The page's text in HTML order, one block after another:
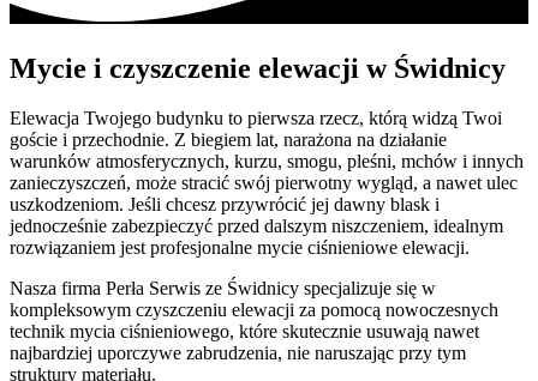
Mycie i czyszczenie elewacji w Świdnicy
Elewacja Twojego budynku to pierwsza rzecz, którą widzą Twoi
goście i przechodnie. Z biegiem lat, narażona na działanie
warunków atmosferycznych, kurzu, smogu, pleśni, mchów i innych
zanieczyszczeń, może stracić swój pierwotny wygląd, a nawet ulec
uszkodzeniom. Jeśli chcesz przywrócić jej dawny blask i
jednocześnie zabezpieczyć przed dalszym niszczeniem, idealnym
rozwiązaniem jest profesjonalne mycie ciśnieniowe elewacji.
Nasza firma Perła Serwis ze Świdnicy specjalizuje się w
kompleksowym czyszczeniu elewacji za pomocą nowoczesnych
technik mycia ciśnieniowego, które skutecznie usuwają nawet
najbardziej uporczywe zabrudzenia, nie naruszając przy tym
struktury materiału.